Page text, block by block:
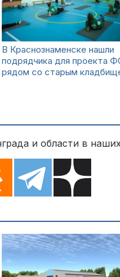
В Краснознаменске нашли
подрядчика для проекта
рядом со старым
и области в